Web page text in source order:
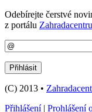
Odebírejte čerstvé
z portálu
(C) 2013 •
Přihlášení| Prohlášení